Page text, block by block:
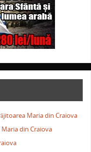
Maria din Craiova
din Craiova